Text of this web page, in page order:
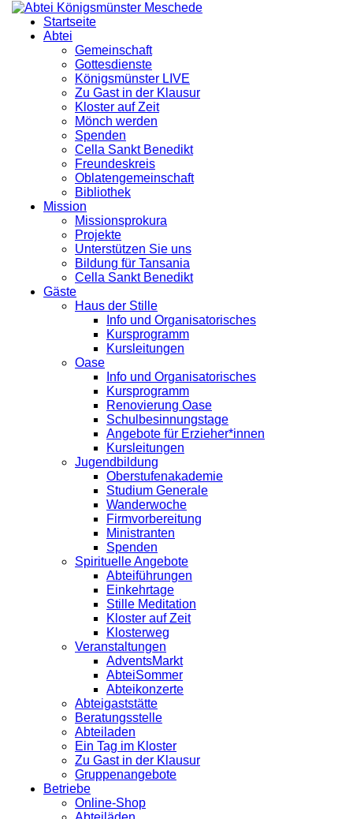
Startseite
Abtei
Gemeinschaft
Gottesdienste
Königsmünster LIVE
Zu Gast in der Klausur
Kloster auf Zeit
Mönch werden
Spenden
Cella Sankt Benedikt
Freundeskreis
Oblatengemeinschaft
Bibliothek
Mission
Missionsprokura
Projekte
Unterstützen Sie uns
Bildung für Tansania
Cella Sankt Benedikt
Gäste
Haus der Stille
Info und Organisatorisches
Kursprogramm
Kursleitungen
Oase
Info und Organisatorisches
Kursprogramm
Renovierung Oase
Schulbesinnungstage
Angebote für Erzieher*innen
Kursleitungen
Jugendbildung
Oberstufenakademie
Studium Generale
Wanderwoche
Firmvorbereitung
Ministranten
Spenden
Spirituelle Angebote
Abteiführungen
Einkehrtage
Stille Meditation
Kloster auf Zeit
Klosterweg
Veranstaltungen
AdventsMarkt
AbteiSommer
Abteikonzerte
Abteigaststätte
Beratungsstelle
Abteiladen
Ein Tag im Kloster
Zu Gast in der Klausur
Gruppenangebote
Betriebe
Online-Shop